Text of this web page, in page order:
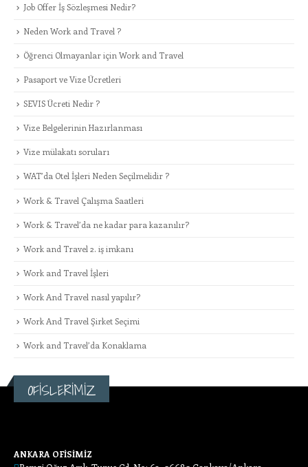
Job Offer İş Sözleşmesi Nedir?
Neden Work and Travel ?
Öğrenci Olmayanlar için Work and Travel
Pasaport ve Vize Ücretleri
SEVIS Ücreti Nedir ?
Vize Belgelerinin Hazırlanması
Vize mülakatı soruları
WAT’da Otel İşleri Neden Seçilmelidir ?
Work & Travel Çalışma Saatleri
Work & Travel’da ne kadar para kazanılır?
Work and Travel 2. iş imkanı
Work and Travel İşleri
Work And Travel nasıl yapılır?
Work And Travel Şirket Seçimi
Work and Travel’da Konaklama
OFİSLERİMİZ
ANKARA OFİSİMİZ